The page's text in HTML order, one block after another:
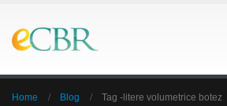
Home Blog Tag -litere volumetrice botez